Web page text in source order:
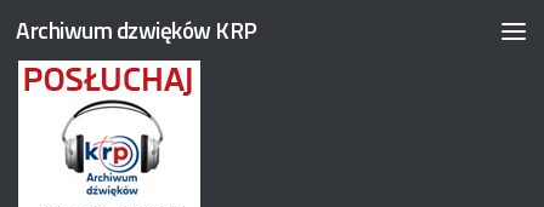
Przejdź do treści
Archiwum dzwięków KRP